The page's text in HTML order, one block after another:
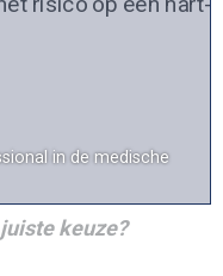
in de medische
keuze?